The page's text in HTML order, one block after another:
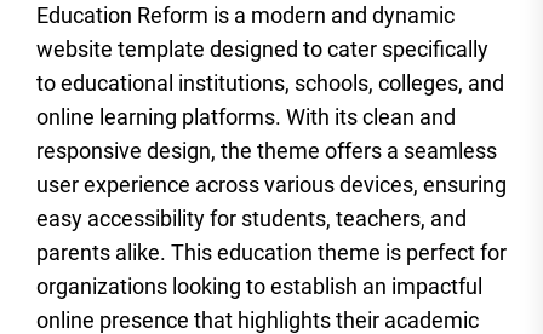
Education Reform is a modern and dynamic
website template designed to cater specifically
to educational institutions, schools, colleges, and
online learning platforms. With its clean and
responsive design, the theme offers a seamless
user experience across various devices, ensuring
easy accessibility for students, teachers, and
parents alike. This education theme is perfect for
organizations looking to establish an impactful
online presence that highlights their academic